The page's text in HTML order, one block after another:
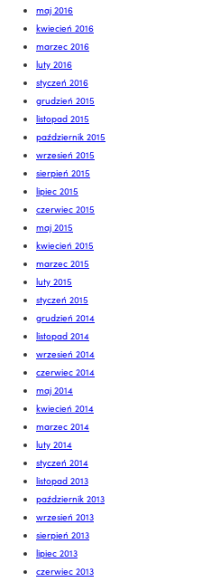
maj 2016
kwiecień 2016
marzec 2016
luty 2016
styczeń 2016
grudzień 2015
listopad 2015
październik 2015
wrzesień 2015
sierpień 2015
lipiec 2015
czerwiec 2015
maj 2015
kwiecień 2015
marzec 2015
luty 2015
styczeń 2015
grudzień 2014
listopad 2014
wrzesień 2014
czerwiec 2014
maj 2014
kwiecień 2014
marzec 2014
luty 2014
styczeń 2014
listopad 2013
październik 2013
wrzesień 2013
sierpień 2013
lipiec 2013
czerwiec 2013